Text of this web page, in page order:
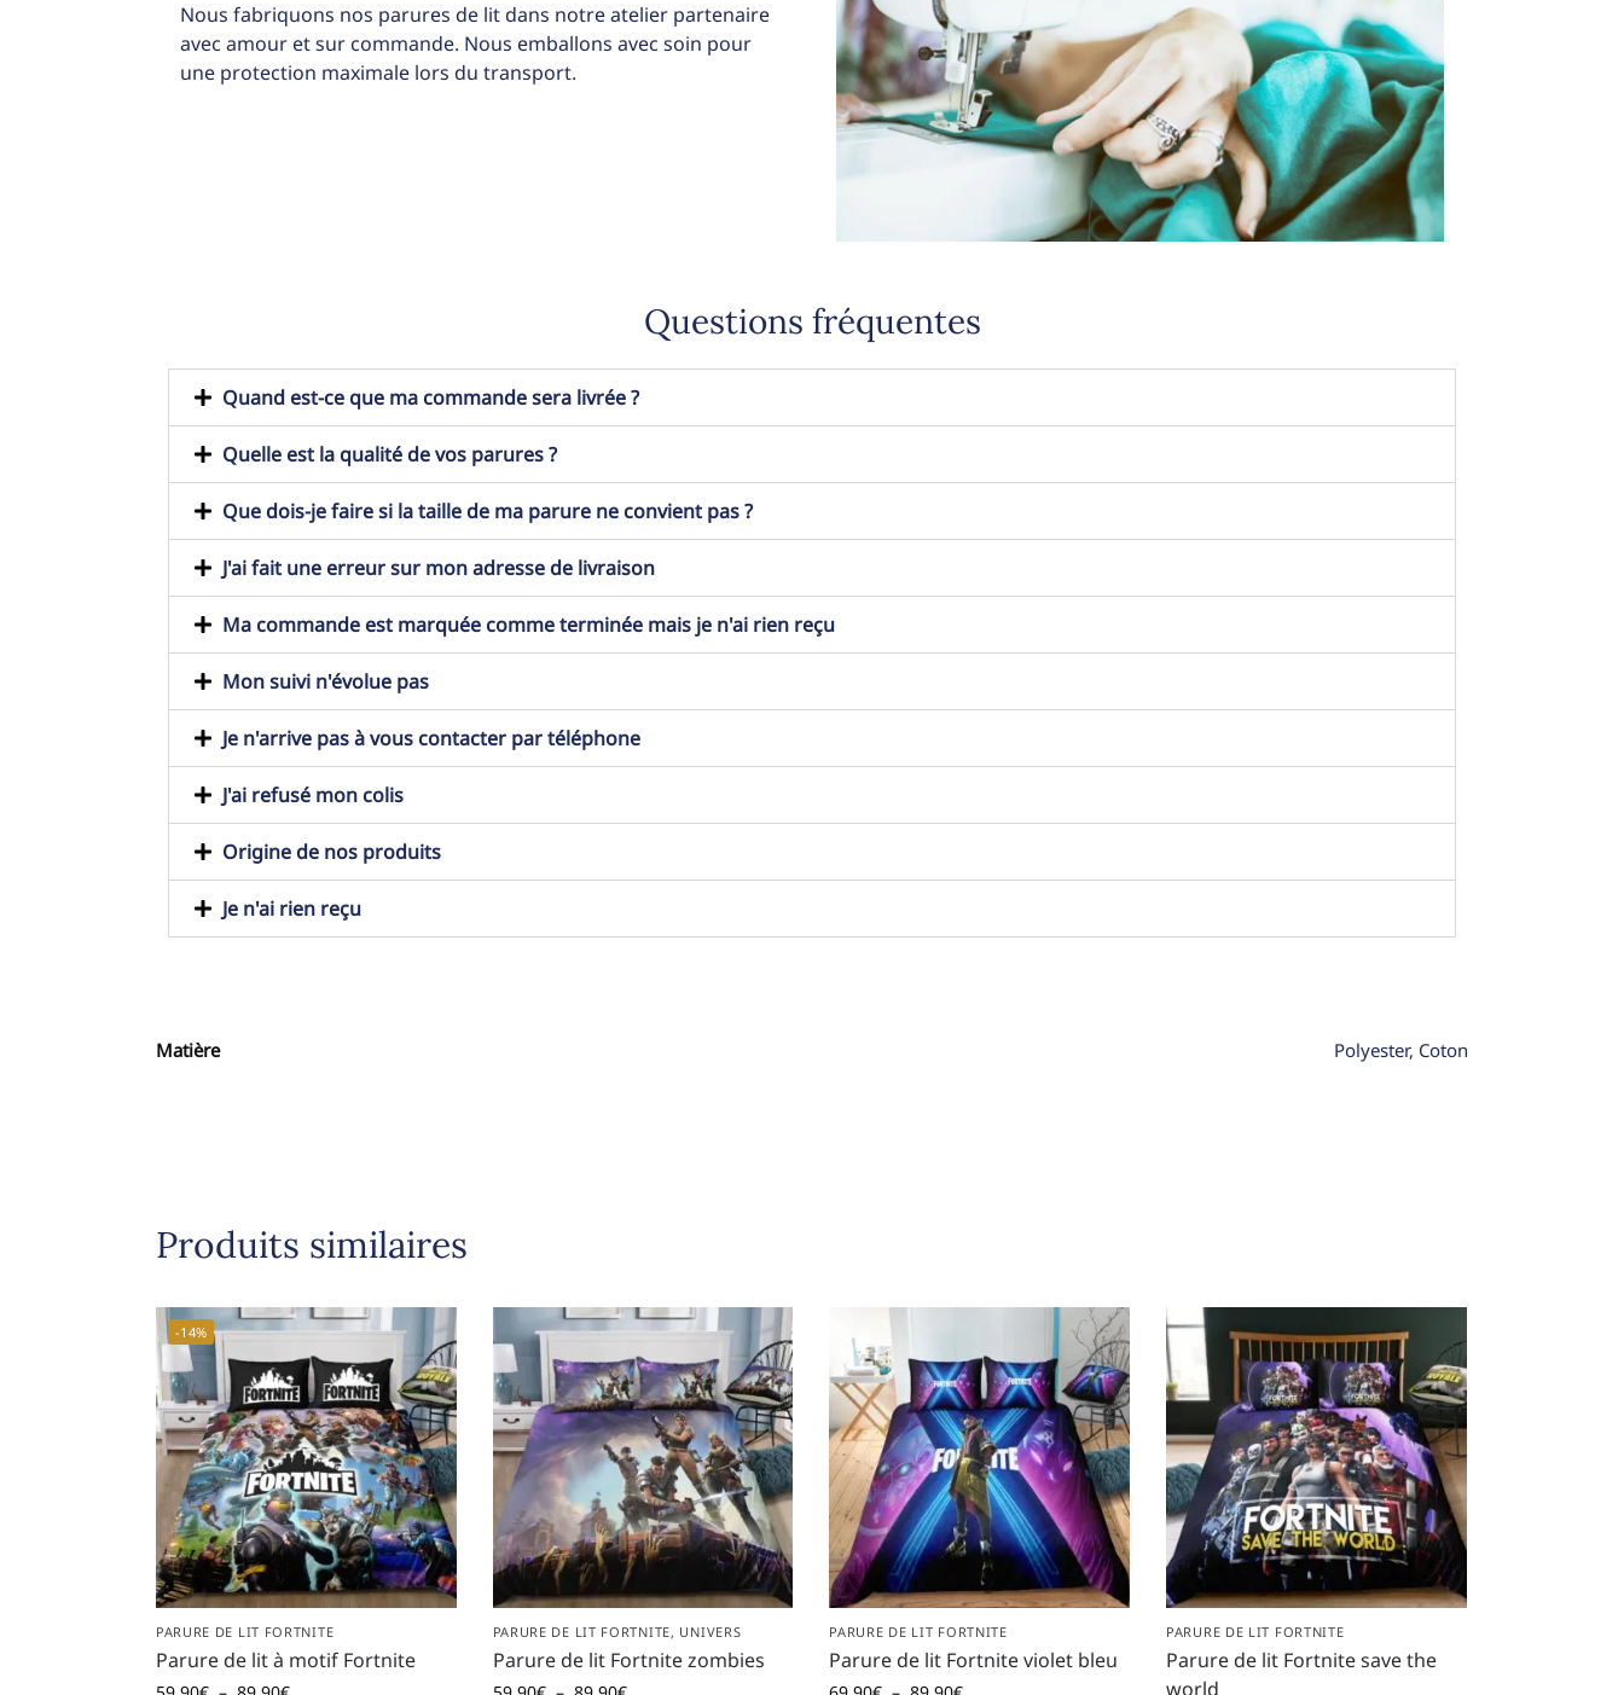
Nous fabriquons nos parures de lit dans notre atelier partenaire
avec amour et sur commande. Nous emballons avec soin pour
une protection maximale lors du transport.
Questions fréquentes
Quand est-ce que ma commande sera livrée ?
Quelle est la qualité de vos parures ?
Que dois-je faire si la taille de ma parure ne convient pas ?
J'ai fait une erreur sur mon adresse de livraison
Ma commande est marquée comme terminée mais je n'ai rien reçu
Mon suivi n'évolue pas
Je n'arrive pas à vous contacter par téléphone
J'ai refusé mon colis
Origine de nos produits
Je n'ai rien reçu
Matière Polyester, Coton
Produits similaires
-14%
PARURE DE LIT FORTNITE
Parure de lit à motif Fortnite
PARURE DE LIT FORTNITE, UNIVERS
Parure de lit Fortnite zombies
PARURE DE LIT FORTNITE
Parure de lit Fortnite violet bleu
PARURE DE LIT FORTNITE
Parure de lit Fortnite save the
world